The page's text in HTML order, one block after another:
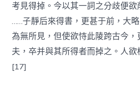
考見得掉。今以其一詞之分歧便欲
……子靜后來得書，更甚于前，大
為無所見，但使欲恃此陵跨古今
夫，卒并與其所得者而掉之。人欲
[17]